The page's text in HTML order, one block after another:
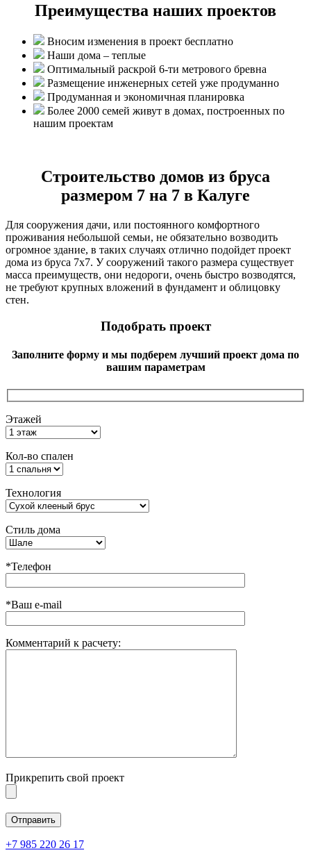
Преимущества наших проектов
Вносим изменения в проект бесплатно
Наши дома – теплые
Оптимальный раскрой 6-ти метрового бревна
Размещение инженерных сетей уже продуманно
Продуманная и экономичная планировка
Более 2000 семей живут в домах, построенных по
нашим проектам
Строительство домов из бруса
размером 7 на 7 в Калуге
Для сооружения дачи, или постоянного комфортного
проживания небольшой семьи, не обязательно возводить
огромное здание, в таких случаях отлично подойдет проект
дома из бруса 7х7. У сооружений такого размера существует
масса преимуществ, они недороги, очень быстро возводятся,
не требуют крупных вложений в фундамент и облицовку
стен.
Подобрать проект
Заполните форму и мы подберем лучший проект дома по
вашим параметрам
Этажей
Кол-во спален
Технология
Стиль дома
*Телефон
*Ваш e-mail
Комментарий к расчету:
Прикрепить свой проект
+7 985 220 26 17